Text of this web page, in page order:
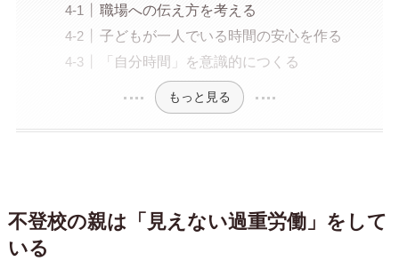
職場への伝え方を考える
子どもが一人でいる時間の安心を作る
「自分時間」を意識的につくる
もっと見る
不登校の親は「見えない過重労働」をして
いる